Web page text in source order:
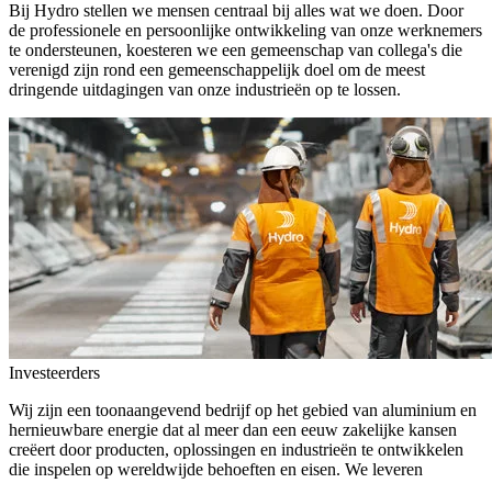
Bij Hydro stellen we mensen centraal bij alles wat we doen. Door
de professionele en persoonlijke ontwikkeling van onze werknemers
te ondersteunen, koesteren we een gemeenschap van collega's die
verenigd zijn rond een gemeenschappelijk doel om de meest
dringende uitdagingen van onze industrieën op te lossen.
Investeerders
Wij zijn een toonaangevend bedrijf op het gebied van aluminium en
hernieuwbare energie dat al meer dan een eeuw zakelijke kansen
creëert door producten, oplossingen en industrieën te ontwikkelen
die inspelen op wereldwijde behoeften en eisen. We leveren